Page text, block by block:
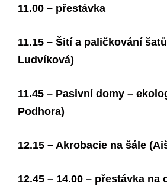
11.00 – přestávka
11.15 – Šití a paličkování
Ludvíková)
11.45 – Pasivní domy –
Podhora)
12.15 – Akrobacie na šále
12.45 – 14.00 – přestávka na